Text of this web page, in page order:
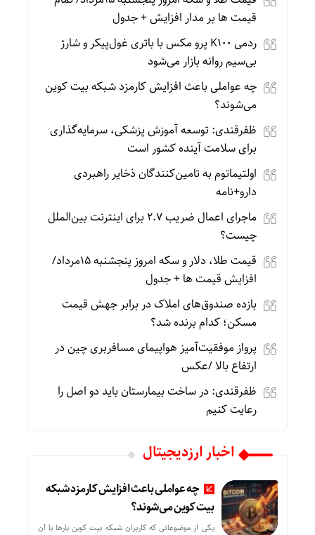
قیمت ها بر مدار افزایش + جدول
ردمی K100 پرو مکس با باتری غول‌پیکر و شارژ
بی‌سیم روانه بازار می‌شود
چه عواملی باعث افزایش کارمزد شبکه بیت کوین
می‌شوند؟
ظفرقندی: توسعه آموزش پزشکی، سرمایه‌گذاری
برای سلامت آینده کشور است
اولتیماتوم به تامین‌کنندگان ذخایر راهبردی
دارو+نامه
ماجرای اعمال ضریب ۲.۷ برای اینترنت بین‌الملل
چیست؟
قیمت طلا، دلار و سکه امروز پنجشنبه 15مرداد/
افزایش قیمت ها + جدول
بازده صندوق‌های املاک در برابر جهش قیمت
مسکن؛ کدام برنده شد؟
پرواز موفقیت‌آمیز هواپیمای مسافربری چین در
ارتفاع بالا /عکس
ظفرقندی: در ساخت بیمارستان باید دو اصل را
رعایت کنیم
اخبار ارزدیجیتال
چه عواملی باعث افزایش کارمزد شبکه
بیت کوین می‌شوند؟
یکی از موضوعاتی که کاربران شبکه بیت کوین بارها با آن